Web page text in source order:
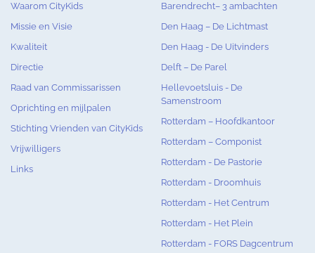
Waarom CityKids
Missie en Visie
Kwaliteit
Directie
Raad van Commissarissen
Oprichting en mijlpalen
Stichting Vrienden van CityKids
Vrijwilligers
Links
Barendrecht– 3 ambachten
Den Haag – De Lichtmast
Den Haag - De Uitvinders
Delft – De Parel
Hellevoetsluis - De
Samenstroom
Rotterdam – Hoofdkantoor
Rotterdam – Componist
Rotterdam - De Pastorie
Rotterdam - Droomhuis
Rotterdam - Het Centrum
Rotterdam - Het Plein
Rotterdam - FORS Dagcentrum